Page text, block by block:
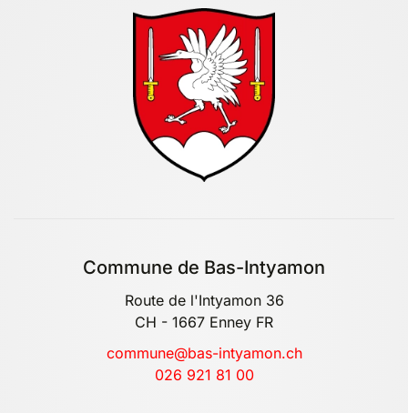
Commune de Bas-Intyamon
Route de l'Intyamon 36
CH - 1667 Enney FR
commune@bas-intyamon.ch
026 921 81 00